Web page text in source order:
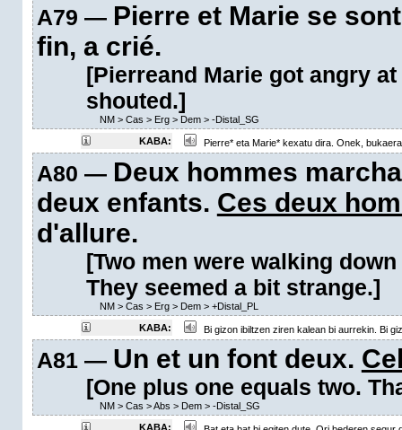
A79 — Pierre et Marie se
fin, a crié.
[Pierreand Marie got angry
shouted.]
NM> Cas > Erg> Dem> -Distal_SG
KABA:
Pierre* eta Marie* kexatu dira. Onek,
A80 — Deux hommes
deux enfants. Ces deux
d'allure.
[Two men were walking
They seemed a bit strange.]
NM> Cas > Erg> Dem> +Distal_PL
KABA:
Bi gizon ibiltzen ziren kalean bi aurrekin. Bi
A81 — Un et un font deux.
[One plus one equals two.
NM> Cas >Abs > Dem> -Distal_SG
KABA: